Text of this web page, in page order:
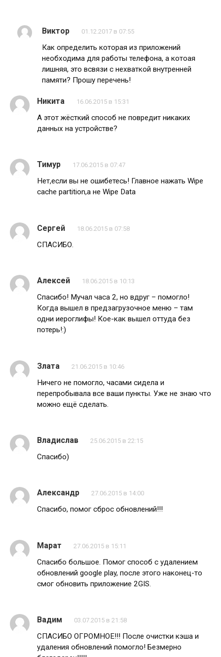
Виктор 01.12.2017 в 07:55
Как определить которая из приложений
необходима для работы телефона, а котоая
лишняя, это всвязи с нехваткой внутренней
памяти? Прошу перечень!
Никита 16.06.2015 в 15:31
А этот жёсткий способ не повредит никаких
данных на устройстве?
Тимур 17.06.2015 в 07:47
Нет,если вы не ошибетесь! Главное нажать Wipe
cache partition,а не Wipe Data
Сергей 18.06.2015 в 07:58
СПАСИБО.
Алексей 18.06.2015 в 10:13
Спасибо! Мучал часа 2, но вдруг – помогло!
Когда вышел в предзагрузочное меню – там
одни иероглифы! Кое-как вышел оттуда без
потерь!:)
Злата 21.06.2015 в 10:46
Ничего не помогло, часами сидела и
перепробывала все ваши пункты. Уже не знаю что
можно ещё сделать.
Владислав 25.06.2015 в 22:15
Спасибо)
Александр 27.06.2015 в 14:00
Спасибо, помог сброс обновлений!!!
Марат 27.06.2015 в 15:11
Спасибо большое. Помог способ с удалением
обновлений google play, после этого наконец-то
смог обновить приложение 2GIS.
Вадим 03.07.2015 в 21:58
СПАСИБО ОГРОМНОЕ!!! После очистки кэша и
удаления обновлений помогло! Безмерно